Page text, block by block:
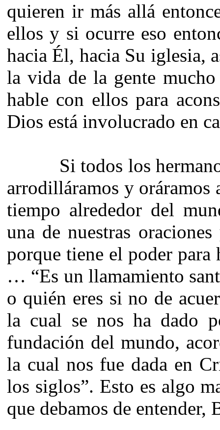
quieren ir más allá
ellos y si ocurre eso
hacia Él, hacia Su iglesia,
la vida de la gente
hable con ellos para
Dios está involucrado en
Si todos los
arrodilláramos y oráramos
tiempo alrededor del
una de nuestras
porque tiene el poder para
… “Es un llamamiento
o quién eres si no de
la cual se nos ha dado
fundación del mundo,
la cual nos fue dada en
los siglos”. Esto es algo
que debamos de entender,